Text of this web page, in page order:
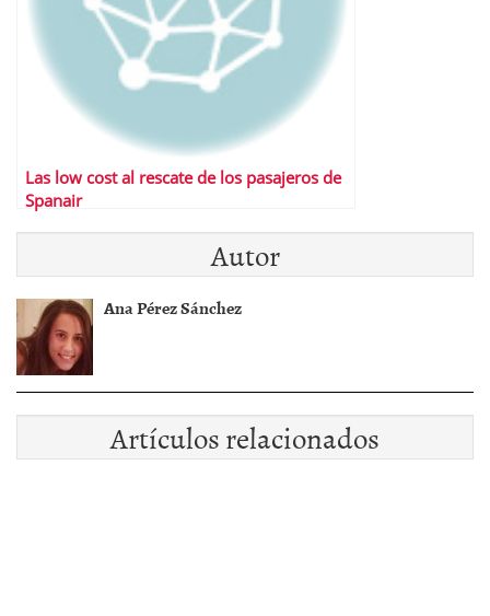
Las low cost al rescate de los pasajeros de
Spanair
Autor
Ana Pérez Sánchez
Artículos relacionados